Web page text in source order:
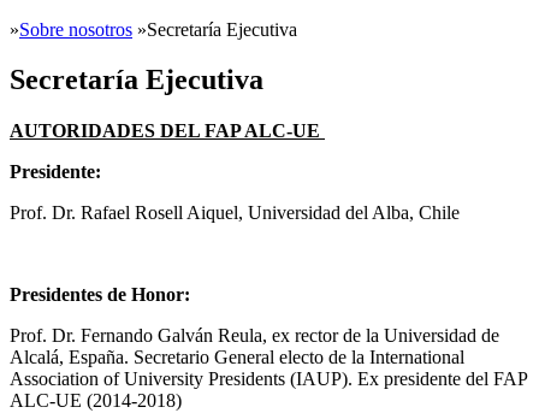
»Sobre nosotros »Secretaría Ejecutiva
Secretaría Ejecutiva
AUTORIDADES DEL FAP ALC-UE
Presidente:
Prof. Dr. Rafael Rosell Aiquel, Universidad del Alba, Chile
Presidentes de Honor:
Prof. Dr. Fernando Galván Reula, ex rector de la Universidad de
Alcalá, España. Secretario General electo de la International
Association of University Presidents (IAUP). Ex presidente del FAP
ALC-UE (2014-2018)